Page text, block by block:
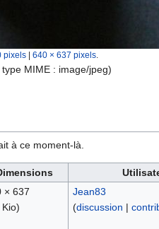
pixels 640 × 637 pixels
MIME : image/jpeg)
à ce moment-là.
× 637
Jean83
(discussion |